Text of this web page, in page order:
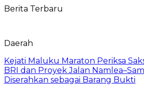
Berita Terbaru
Daerah
Kejati Maluku Maraton Periksa
BRI dan Proyek Jalan
Diserahkan sebagai Barang Bukti